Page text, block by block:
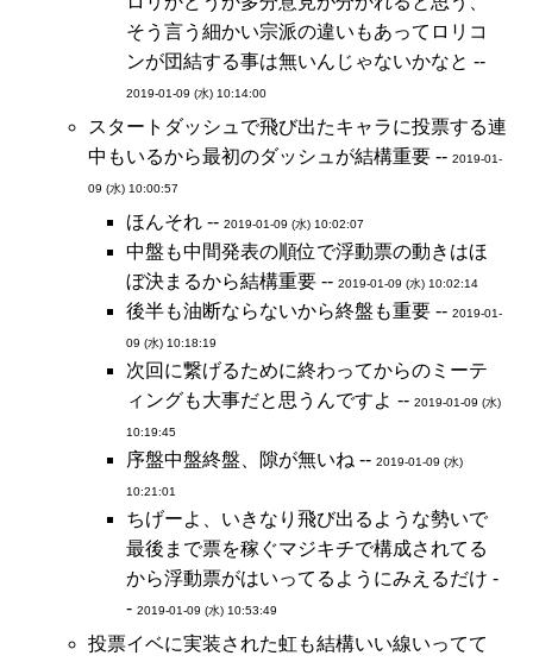
そう言う細かい宗派の違いもあってロリコ
ンが団結する事は無いんじゃないかなと --
2019-01-09 (水) 10:14:00
スタートダッシュで飛び出たキャラに投票する連
中もいるから最初のダッシュが結構重要 -- 2019-01-
09 (水) 10:00:57
ほんそれ -- 2019-01-09 (水) 10:02:07
中盤も中間発表の順位で浮動票の動きはほ
ぼ決まるから結構重要 -- 2019-01-09 (水) 10:02:14
後半も油断ならないから終盤も重要 -- 2019-01-
09 (水) 10:18:19
次回に繋げるために終わってからのミーテ
ィングも大事だと思うんですよ -- 2019-01-09 (水)
10:19:45
序盤中盤終盤、隙が無いね -- 2019-01-09 (水)
10:21:01
ちげーよ、いきなり飛び出るような勢いで
最後まで票を稼ぐマジキチで構成されてる
から浮動票がはいってるようにみえるだけ -
- 2019-01-09 (水) 10:53:49
投票イベに実装された虹も結構いい線いってて